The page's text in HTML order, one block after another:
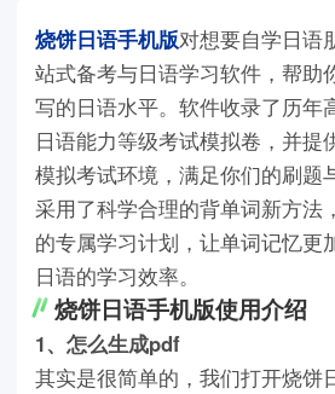
烧饼日语手机版对想要自学日语
站式备考与日语学习软件，帮助
写的日语水平。软件收录了历年
日语能力等级考试模拟卷，并提
模拟考试环境，满足你们的刷题
采用了科学合理的背单词新方法
的专属学习计划，让单词记忆更
日语的学习效率。
烧饼日语手机版使用介绍
1、怎么生成pdf
其实是很简单的，我们打开烧饼